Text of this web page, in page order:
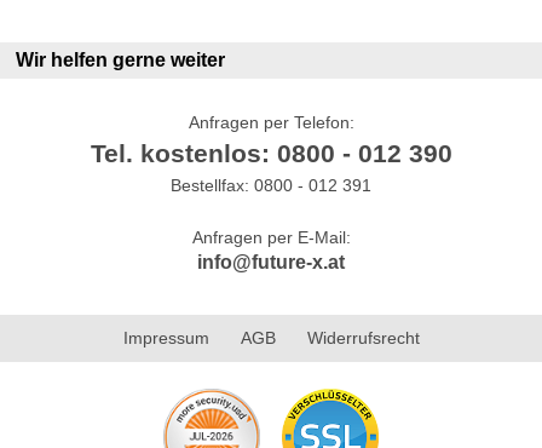
Wir helfen gerne weiter
Anfragen per Telefon:
Tel. kostenlos: 0800 - 012 390
Bestellfax: 0800 - 012 391
Anfragen per E-Mail:
info@future-x.at
Impressum AGB Widerrufsrecht